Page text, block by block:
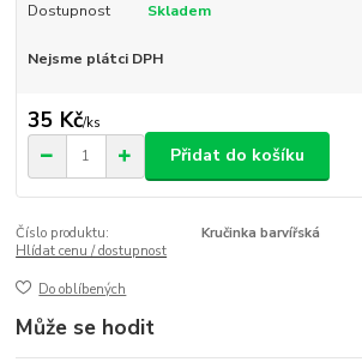
Dostupnost Skladem
Nejsme plátci DPH
35 Kč/ks
Přidat do košíku
Číslo produktu:
Kručinka barvířská
Hlídat cenu / dostupnost
Do oblíbených
Může se hodit